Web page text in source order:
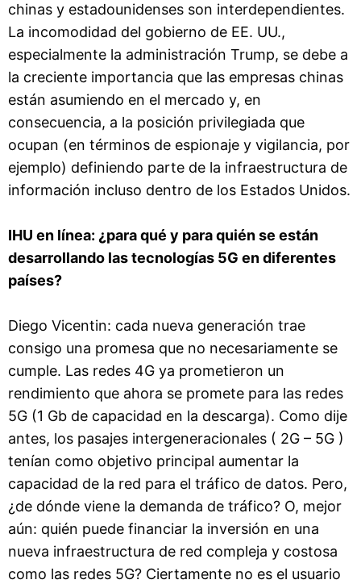
chinas y estadounidenses son interdependientes.
La incomodidad del gobierno de EE. UU.,
especialmente la administración Trump, se debe a
la creciente importancia que las empresas chinas
están asumiendo en el mercado y, en
consecuencia, a la posición privilegiada que
ocupan (en términos de espionaje y vigilancia, por
ejemplo) definiendo parte de la infraestructura de
información incluso dentro de los Estados Unidos.
IHU en línea: ¿para qué y para quién se están
desarrollando las tecnologías 5G en diferentes
países?
Diego Vicentin: cada nueva generación trae
consigo una promesa que no necesariamente se
cumple. Las redes 4G ya prometieron un
rendimiento que ahora se promete para las redes
5G (1 Gb de capacidad en la descarga). Como dije
antes, los pasajes intergeneracionales ( 2G – 5G )
tenían como objetivo principal aumentar la
capacidad de la red para el tráfico de datos. Pero,
¿de dónde viene la demanda de tráfico? O, mejor
aún: quién puede financiar la inversión en una
nueva infraestructura de red compleja y costosa
como las redes 5G? Ciertamente no es el usuario